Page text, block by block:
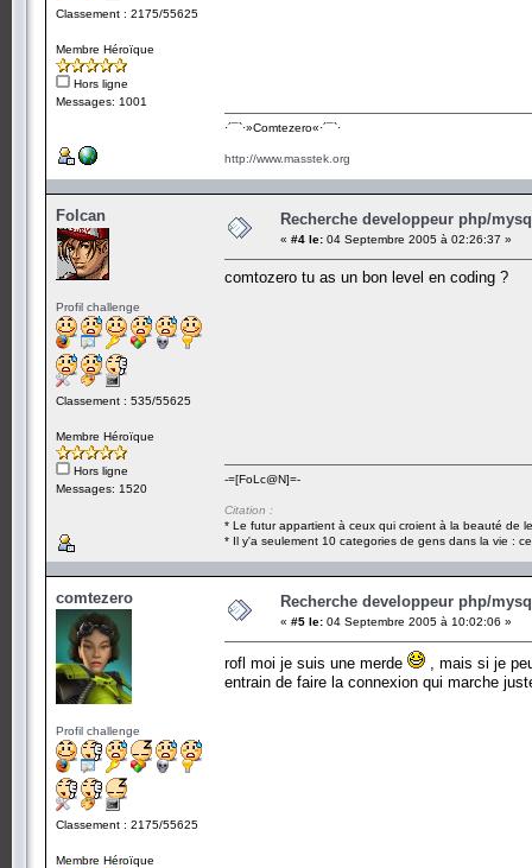
Classement : 2175/55625
Membre Héroïque
Hors ligne
Messages: 1001
·´¯`·­»Comtezero«­·´¯`·
http://www.masstek.org
Folcan
Profil challenge
Classement : 535/55625
Membre Héroïque
Hors ligne
Messages: 1520
Recherche developpeur php/
« #4 le: 04 Septembre 2005 à 02:26:37 »
comtozero tu as un bon level en coding ?
-=[FoLc@N]=-
Citation :
* Le futur appartient à ceux qui croient à la beauté de
* Il y'a seulement 10 categories de gens dans la vie :
comtezero
Profil challenge
Classement : 2175/55625
Membre Héroïque
Recherche developpeur php/
« #5 le: 04 Septembre 2005 à 10:02:06 »
rofl moi je suis une merde
, mais si je
entrain de faire la connexion qui marche